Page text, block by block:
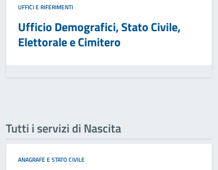
UFFICI E RIFERIMENTI
Ufficio Demografici, Stato Civile,
Elettorale e Cimitero
Tutti i servizi di Nascita
ANAGRAFE E STATO CIVILE